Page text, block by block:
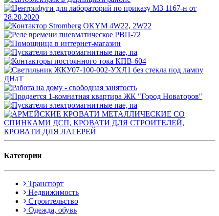
Категории
Транспорт
Недвижимость
Строительство
Одежда, обувь